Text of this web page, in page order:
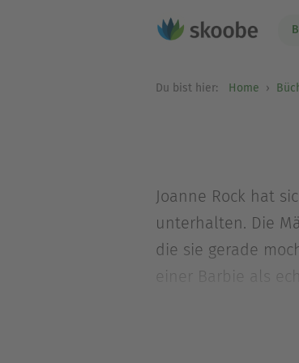
Du bist hier: Home
Joanne Rock hat
unterhalten. Die
die sie gerade
einer Barbie als
und Glück finden